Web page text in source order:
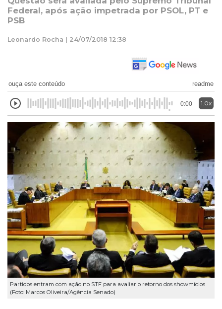
Federal, após ação impetrada por PSOL, PT e
PSB
Leonardo Rocha | 24/07/2018 12:38
ouça este conteúdo readme
0:00 1.0x
Partidos entram com ação no STF para avaliar o retorno dos showmícios
(Foto: Marcos Oliveira/Agência Senado)